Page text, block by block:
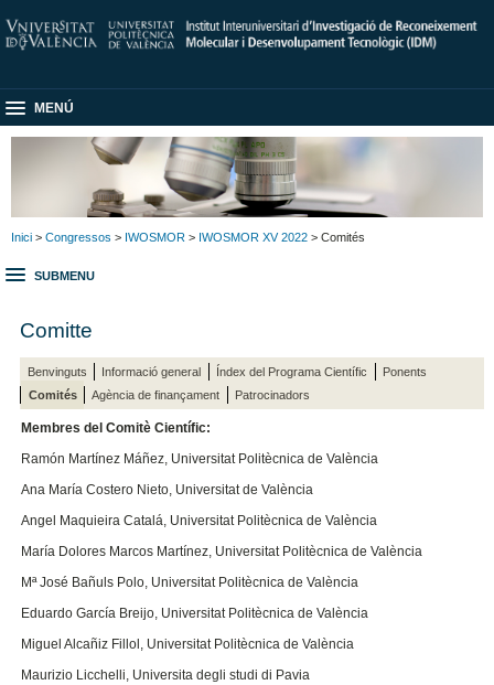
MENÚ
Inici > Congressos > IWOSMOR > IWOSMOR XV 2022 > Comités
SUBMENU
Comitte
Benvinguts Informació general Índex del Programa Científic
Ponents
Comités
Agència de finançament Patrocinadors
Membres del Comitè Científic:
Ramón Martínez Máñez, Universitat Politècnica de València
Ana María Costero Nieto, Universitat de València
Angel Maquieira Catalá, Universitat Politècnica de València
María Dolores Marcos Martínez, Universitat Politècnica de València
Mª José Bañuls Polo, Universitat Politècnica de València
Eduardo García Breijo, Universitat Politècnica de València
Miguel Alcañiz Fillol, Universitat Politècnica de València
Maurizio Licchelli, Universita degli studi di Pavia